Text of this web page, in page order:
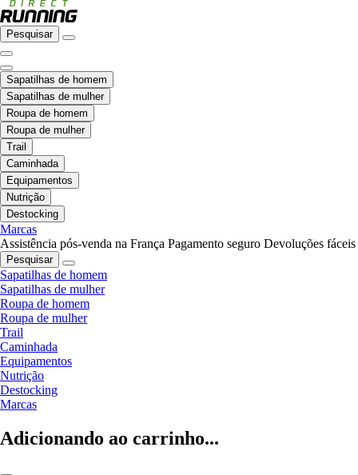
Pesquisar
Sapatilhas de homem
Sapatilhas de mulher
Roupa de homem
Roupa de mulher
Trail
Caminhada
Equipamentos
Nutrição
Destocking
Marcas
Assistência pós-venda na França Pagamento seguro Devoluções fáceis
Pesquisar
Sapatilhas de homem
Sapatilhas de mulher
Roupa de homem
Roupa de mulher
Trail
Caminhada
Equipamentos
Nutrição
Destocking
Marcas
Adicionando ao carrinho...